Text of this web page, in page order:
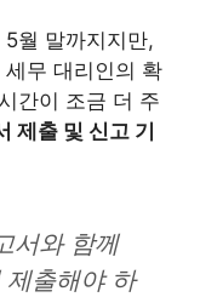
월 말까지지만,
무 대리인의 확
간이 조금 더 주
제출 및 신고 기
서와 함께
제출해야 하